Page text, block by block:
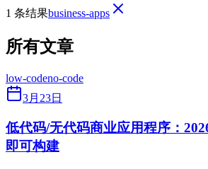
1 条结果business-apps
所有文章
low-codeno-code
3月23日
低代码/无代码商业应用程序：
即可构建